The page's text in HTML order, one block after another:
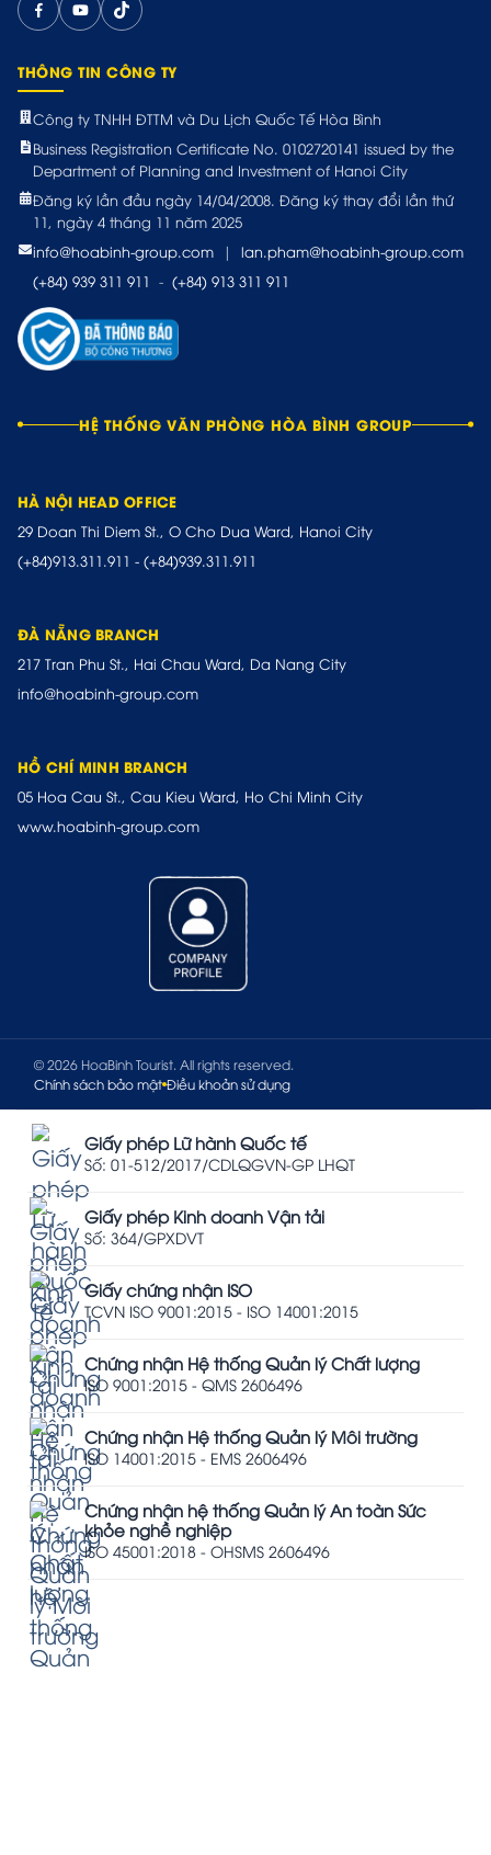
THÔNG TIN CÔNG TY
Công ty TNHH ĐTTM và Du Lịch Quốc Tế Hòa Bình
Business Registration Certificate No. 0102720141 issued by the
Department of Planning and Investment of Hanoi City
Đăng ký lần đầu ngày 14/04/2008. Đăng ký thay đổi lần thứ
11, ngày 4 tháng 11 năm 2025
info@hoabinh-group.com
|
lan.pham@hoabinh-group.com
(+84) 939 311 911 - (+84) 913 311 911
HỆ THỐNG VĂN PHÒNG HÒA BÌNH GROUP
HÀ NỘI HEAD OFFICE
29 Doan Thi Diem St., O Cho Dua Ward, Hanoi City
(+84)913.311.911 - (+84)939.311.911
ĐÀ NẴNG BRANCH
217 Tran Phu St., Hai Chau Ward, Da Nang City
info@hoabinh-group.com
HỒ CHÍ MINH BRANCH
05 Hoa Cau St., Cau Kieu Ward, Ho Chi Minh City
www.hoabinh-group.com
© 2026 HoaBinh Tourist. All rights reserved.
Chính sách bảo mật Điều khoản sử dụng
Giấy phép Lữ hành Quốc tế
Số: 01-512/2017/CDLQGVN-GP LHQT
Giấy phép Kinh doanh Vận tải
Số: 364/GPXDVT
Giấy chứng nhận ISO
TCVN ISO 9001:2015 - ISO 14001:2015
Chứng nhận Hệ thống Quản lý Chất lượng
ISO 9001:2015 - QMS 2606496
Chứng nhận Hệ thống Quản lý Môi trường
ISO 14001:2015 - EMS 2606496
Chứng nhận hệ thống Quản lý An toàn Sức
khỏe nghề nghiệp
ISO 45001:2018 - OHSMS 2606496